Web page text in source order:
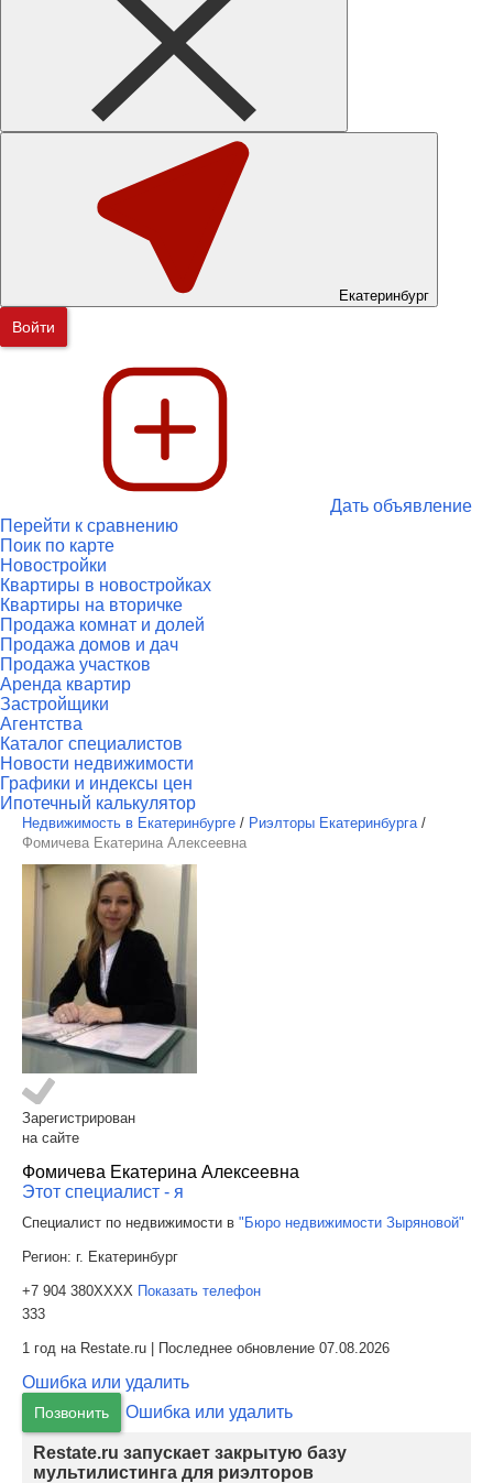
Екатеринбург
Войти
Дать объявление
Перейти к сравнению
Поик по карте
Новостройки
Квартиры в новостройках
Квартиры на вторичке
Продажа комнат и долей
Продажа домов и дач
Продажа участков
Аренда квартир
Застройщики
Агентства
Каталог специалистов
Новости недвижимости
Графики и индексы цен
Ипотечный калькулятор
Недвижимость в Екатеринбурге / Риэлторы Екатеринбурга /
Фомичева Екатерина Алексеевна
Зарегистрирован
на сайте
Фомичева Екатерина Алексеевна
Этот специалист - я
Специалист по недвижимости в "Бюро недвижимости Зыряновой"
Регион: г. Екатеринбург
+7 904 380XXXX Показать телефон
333
1 год на Restate.ru | Последнее обновление 07.08.2026
Ошибка или удалить
Позвонить Ошибка или удалить
Restate.ru запускает закрытую базу
мультилистинга для риэлторов